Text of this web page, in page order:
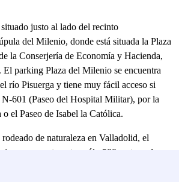
justo al lado del recinto
del Milenio, donde está situada la Plaza
la Conserjería de Economía y Hacienda,
El parking Plaza del Milenio se encuentra
río Pisuerga y tiene muy fácil acceso si
601 (Paseo del Hospital Militar), por la
el Paseo de Isabel la Católica.
de naturaleza en Valladolid, el
se encuentra a tan sólo 500 metros el